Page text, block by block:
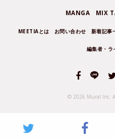
MANGA MIX
MEETIAとは お問い合わせ 新着記事
編集者・ラ
© 2026 Mural Inc.